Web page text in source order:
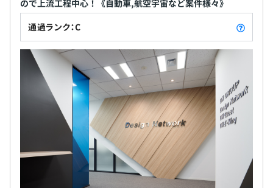
ので上流工程中心！《自動車,航空宇宙など案件様々》
通過ランク：C